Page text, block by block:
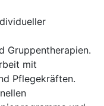
Gruppentherapien.
mit
Pflegekräften.